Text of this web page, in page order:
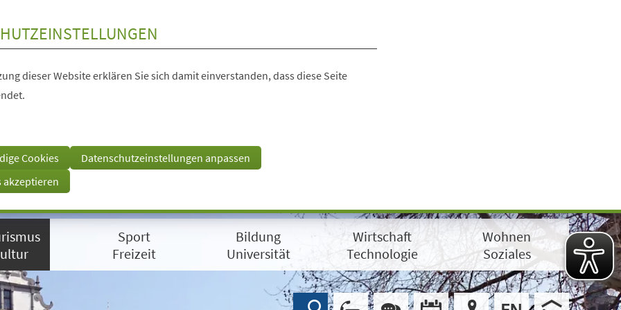
dieser Website erklären Sie sich damit einverstanden, dass diese Seite
Cookies
Datenschutzeinstellungen anpassen
akzeptieren
Sport
Freizeit
Bildung
Universität
Wirtschaft
Technologie
Wohnen
Soziales